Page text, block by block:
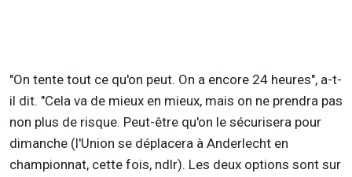
"On tente tout ce qu'on peut. On a encore 24 heures", a-t-
il dit. "Cela va de mieux en mieux, mais on ne prendra pas
non plus de risque. Peut-être qu'on le sécurisera pour
dimanche (l'Union se déplacera à Anderlecht en
championnat, cette fois, ndlr). Les deux options sont sur